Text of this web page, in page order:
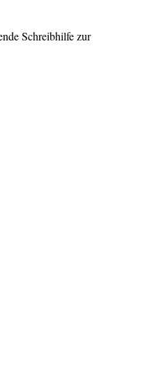
Schreibhilfe zur